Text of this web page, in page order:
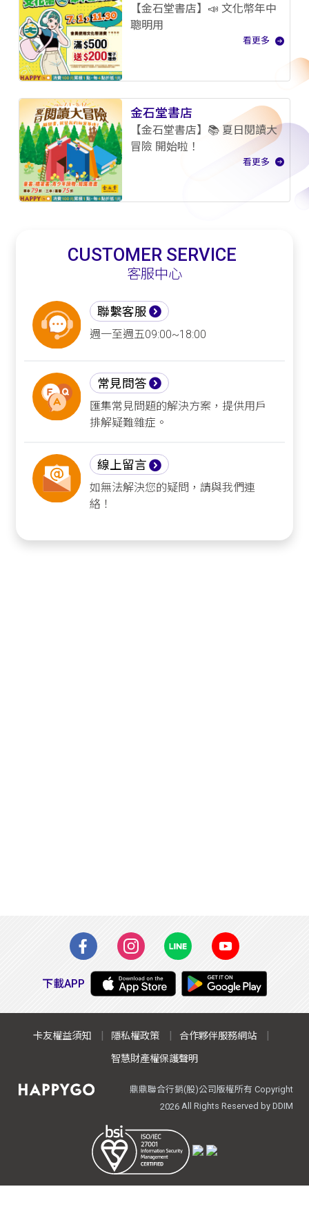
【金石堂書店】📣 文化幣年中
聰明用
看更多
金石堂書店
【金石堂書店】📚 夏日閱讀大
冒險 開始啦！
看更多
CUSTOMER SERVICE
客服中心
聯繫客服
週一至週五09:00~18:00
常見問答
匯集常見問題的解決方案，提供用戶
排解疑難雜症。
線上留言
如無法解決您的疑問，請與我們連
絡！
下載APP
卡友權益須知 隱私權政策
合作夥伴服務網站
智慧財產權保護聲明
鼎鼎聯合行銷(股)公司版權所有 Copyright
2026All Rights Reserved by DDIM